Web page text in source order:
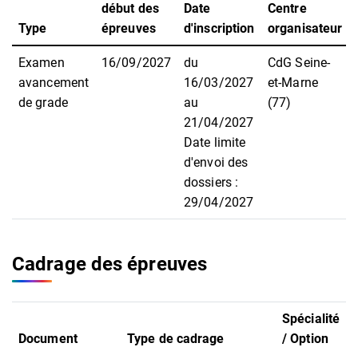
Type
début des
épreuves
Date
d'inscription
Centre
organisateur
Examen
avancement
de grade
16/09/2027
du
16/03/2027
au
21/04/2027
Date limite
d'envoi des
dossiers :
29/04/2027
CdG Seine-
et-Marne
(77)
Cadrage des épreuves
Document Type de cadrage
Spécialité
/ Option